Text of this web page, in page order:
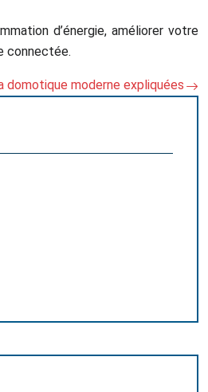
d’énergie, améliorer votre
connectée.
domotique moderne expliquées